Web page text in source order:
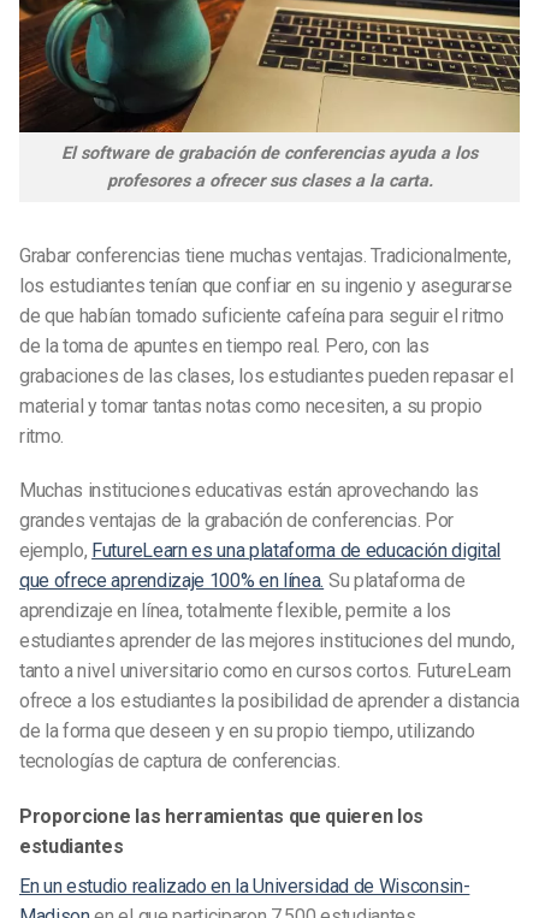
El software de grabación de conferencias ayuda a los
profesores a ofrecer sus clases a la carta.
Grabar conferencias tiene muchas ventajas. Tradicionalmente,
los estudiantes tenían que confiar en su ingenio y asegurarse
de que habían tomado suficiente cafeína para seguir el ritmo
de la toma de apuntes en tiempo real. Pero, con las
grabaciones de las clases, los estudiantes pueden repasar el
material y tomar tantas notas como necesiten, a su propio
ritmo.
Muchas instituciones educativas están aprovechando las
grandes ventajas de la grabación de conferencias. Por
ejemplo, FutureLearn es una plataforma de educación digital
que ofrece aprendizaje 100% en línea. Su plataforma de
aprendizaje en línea, totalmente flexible, permite a los
estudiantes aprender de las mejores instituciones del mundo,
tanto a nivel universitario como en cursos cortos. FutureLearn
ofrece a los estudiantes la posibilidad de aprender a distancia
de la forma que deseen y en su propio tiempo, utilizando
tecnologías de captura de conferencias.
Proporcione las herramientas que quieren los
estudiantes
En un estudio realizado en la Universidad de Wisconsin-